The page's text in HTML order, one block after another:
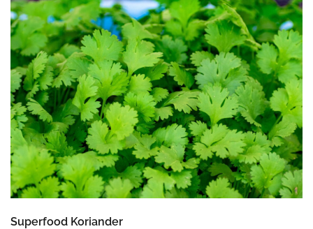
Superfood Koriander